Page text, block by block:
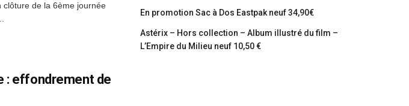
clôture de la 6ème journée
: effondrement de
En promotion Sac à Dos Eastpak neuf 34,90€
Astérix – Hors collection – Album illustré du film –
L’Empire du Milieu neuf 10,50 €